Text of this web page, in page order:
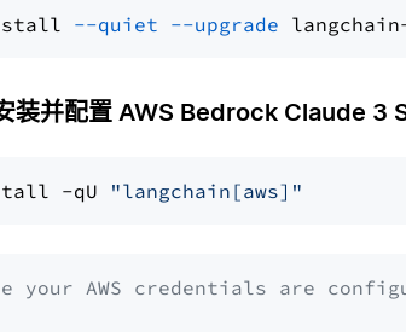
--quiet --upgrade
装并配置 AWS Bedrock Claude 3
-qU "langchain[aws]"
your AWS credentials are